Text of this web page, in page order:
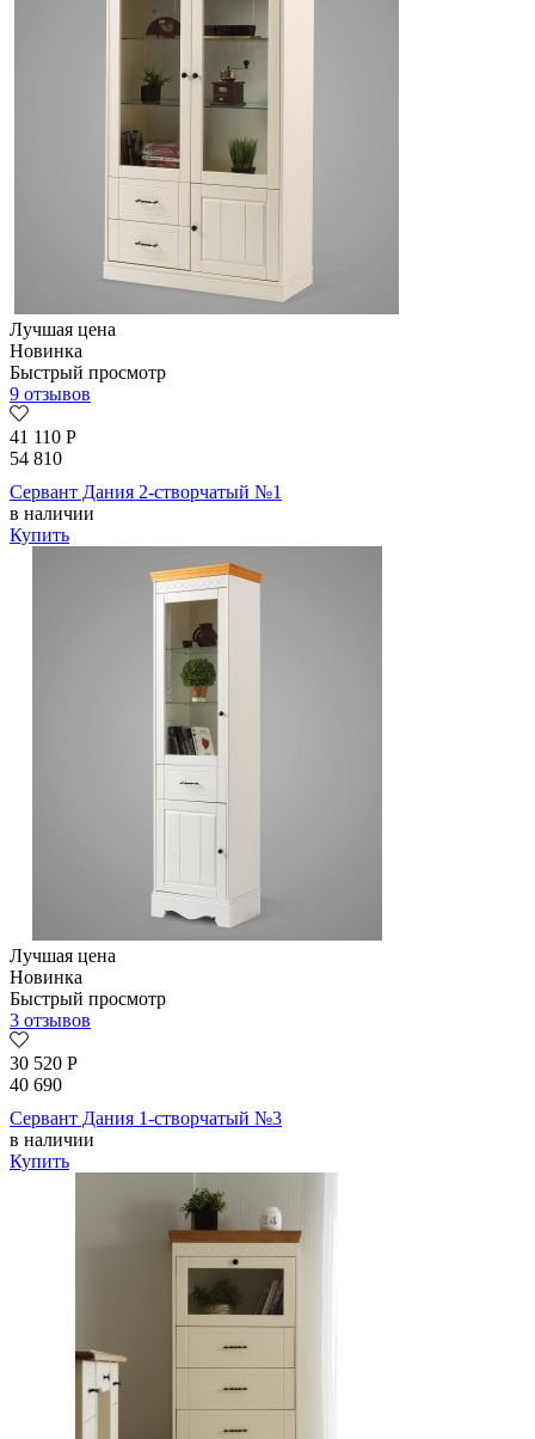
Лучшая цена
Новинка
Быстрый просмотр
9 отзывов
41 110 Р
54 810
Сервант Дания 2-створчатый №1
в наличии
Купить
Лучшая цена
Новинка
Быстрый просмотр
3 отзывов
30 520 Р
40 690
Сервант Дания 1-створчатый №3
в наличии
Купить